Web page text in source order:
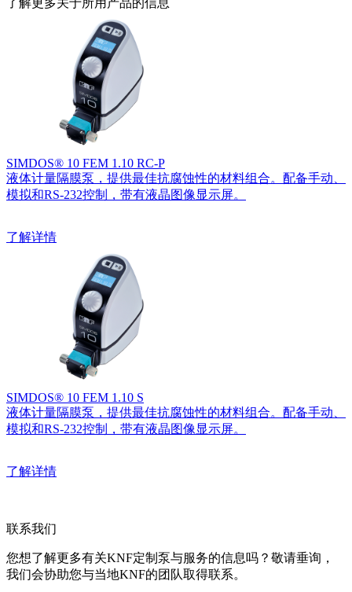
SIMDOS® 10 FEM 1.10 RC-P
液体计量隔膜泵，提供最佳抗腐蚀性的材料组合。配备手动、
模拟和RS-232控制，带有液晶图像显示屏。
了解详情
SIMDOS® 10 FEM 1.10 S
液体计量隔膜泵，提供最佳抗腐蚀性的材料组合。配备手动、
模拟和RS-232控制，带有液晶图像显示屏。
了解详情
联系我们
您想了解更多有关KNF定制泵与服务的信息吗？敬请垂询，
我们会协助您与当地KNF的团队取得联系。